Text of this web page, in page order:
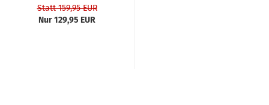
Statt 159,95 EUR
Nur 129,95 EUR